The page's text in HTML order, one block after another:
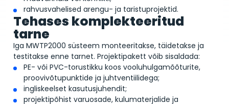
rahvusvahelised arengu- ja taristuprojektid.
Tehases komplekteeritud
tarne
Iga MWTP2000 süsteem monteeritakse, täidetakse ja
testitakse enne tarnet. Projektipakett võib sisaldada:
PE- või PVC-torustikku koos vooluhulgamõõturite,
proovivõtupunktide ja juhtventiilidega;
ingliskeelset kasutusjuhendit;
projektipõhist varuosade, kulumaterjalide ja